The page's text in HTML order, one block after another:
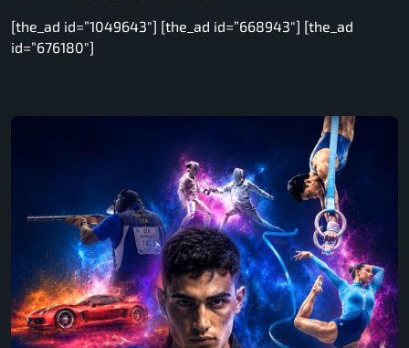
[the_ad id=”1049643″] [the_ad id=”668943″] [the_ad
id=”676180″]